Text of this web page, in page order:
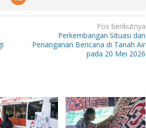
Pos berikutnya
Perkembangan Situasi dan
Penanganan Bencana di Tanah Air
pada 20 Mei 2026